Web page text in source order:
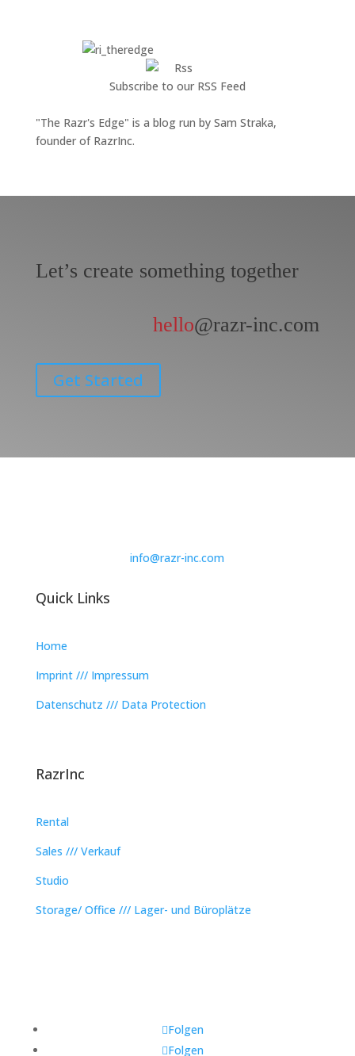
Subscribe to our RSS Feed
"The Razr's Edge" is a blog run by Sam Straka,
founder of RazrInc.
Let’s create something together
hello@razr-inc.com
Get Started
info@razr-inc.com
Quick Links
Home
Imprint /// Impressum
Datenschutz /// Data Protection
RazrInc
Rental
Sales /// Verkauf
Studio
Storage/ Office /// Lager- und Büroplätze
Folgen
Folgen